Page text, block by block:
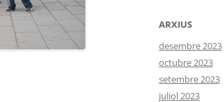
ARXIUS
desembre 2023
octubre 2023
setembre 2023
juliol 2023